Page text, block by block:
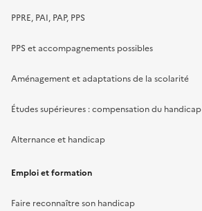
PPRE, PAI, PAP, PPS
PPS et accompagnements possibles
Aménagement et adaptations de la scolarité
Études supérieures : compensation du handicap
Alternance et handicap
Emploi et formation
Faire reconnaître son handicap